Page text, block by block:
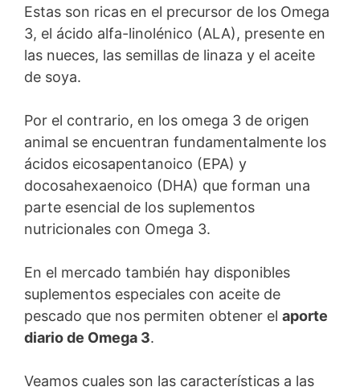
Estas son ricas en el precursor de los Omega
3, el ácido alfa-linolénico (ALA), presente en
las nueces, las semillas de linaza y el aceite
de soya.
Por el contrario, en los omega 3 de origen
animal se encuentran fundamentalmente los
ácidos eicosapentanoico (EPA) y
docosahexaenoico (DHA) que forman una
parte esencial de los suplementos
nutricionales con Omega 3.
En el mercado también hay disponibles
suplementos especiales con aceite de
pescado que nos permiten obtener el aporte
diario de Omega 3.
Veamos cuales son las características a las